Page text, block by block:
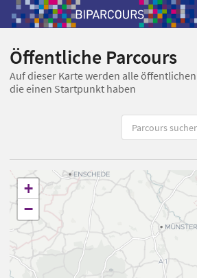
Öffentliche Parcours
Auf dieser Karte werden alle
die einen Startpunkt haben
+
−